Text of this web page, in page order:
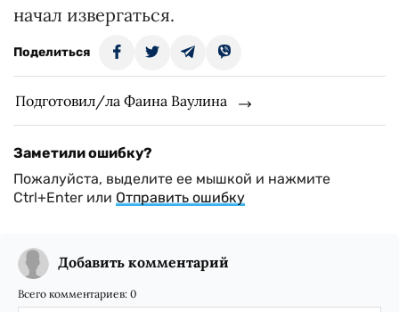
начал извергаться.
Поделиться
Подготовил/ла Фаина Ваулина
Заметили ошибку?
Пожалуйста, выделите ее мышкой и нажмите
Ctrl+Enter или Отправить ошибку
Добавить комментарий
Всего комментариев: 0